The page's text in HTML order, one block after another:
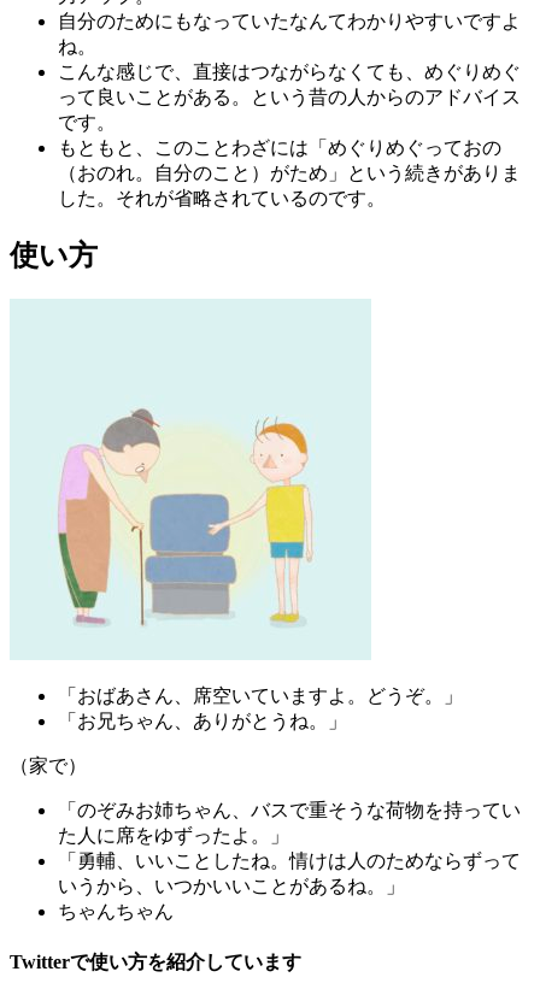
自分のためにもなっていたなんてわかりやすいですよ
ね。
こんな感じで、直接はつながらなくても、めぐりめぐ
って良いことがある。という昔の人からのアドバイス
です。
もともと、このことわざには「めぐりめぐっておの
（おのれ。自分のこと）がため」という続きがありま
した。それが省略されているのです。
使い方
「おばあさん、席空いていますよ。どうぞ。」
「お兄ちゃん、ありがとうね。」
（家で）
「のぞみお姉ちゃん、バスで重そうな荷物を持ってい
た人に席をゆずったよ。」
「勇輔、いいことしたね。情けは人のためならずって
いうから、いつかいいことがあるね。」
ちゃんちゃん
Twitterで使い方を紹介しています